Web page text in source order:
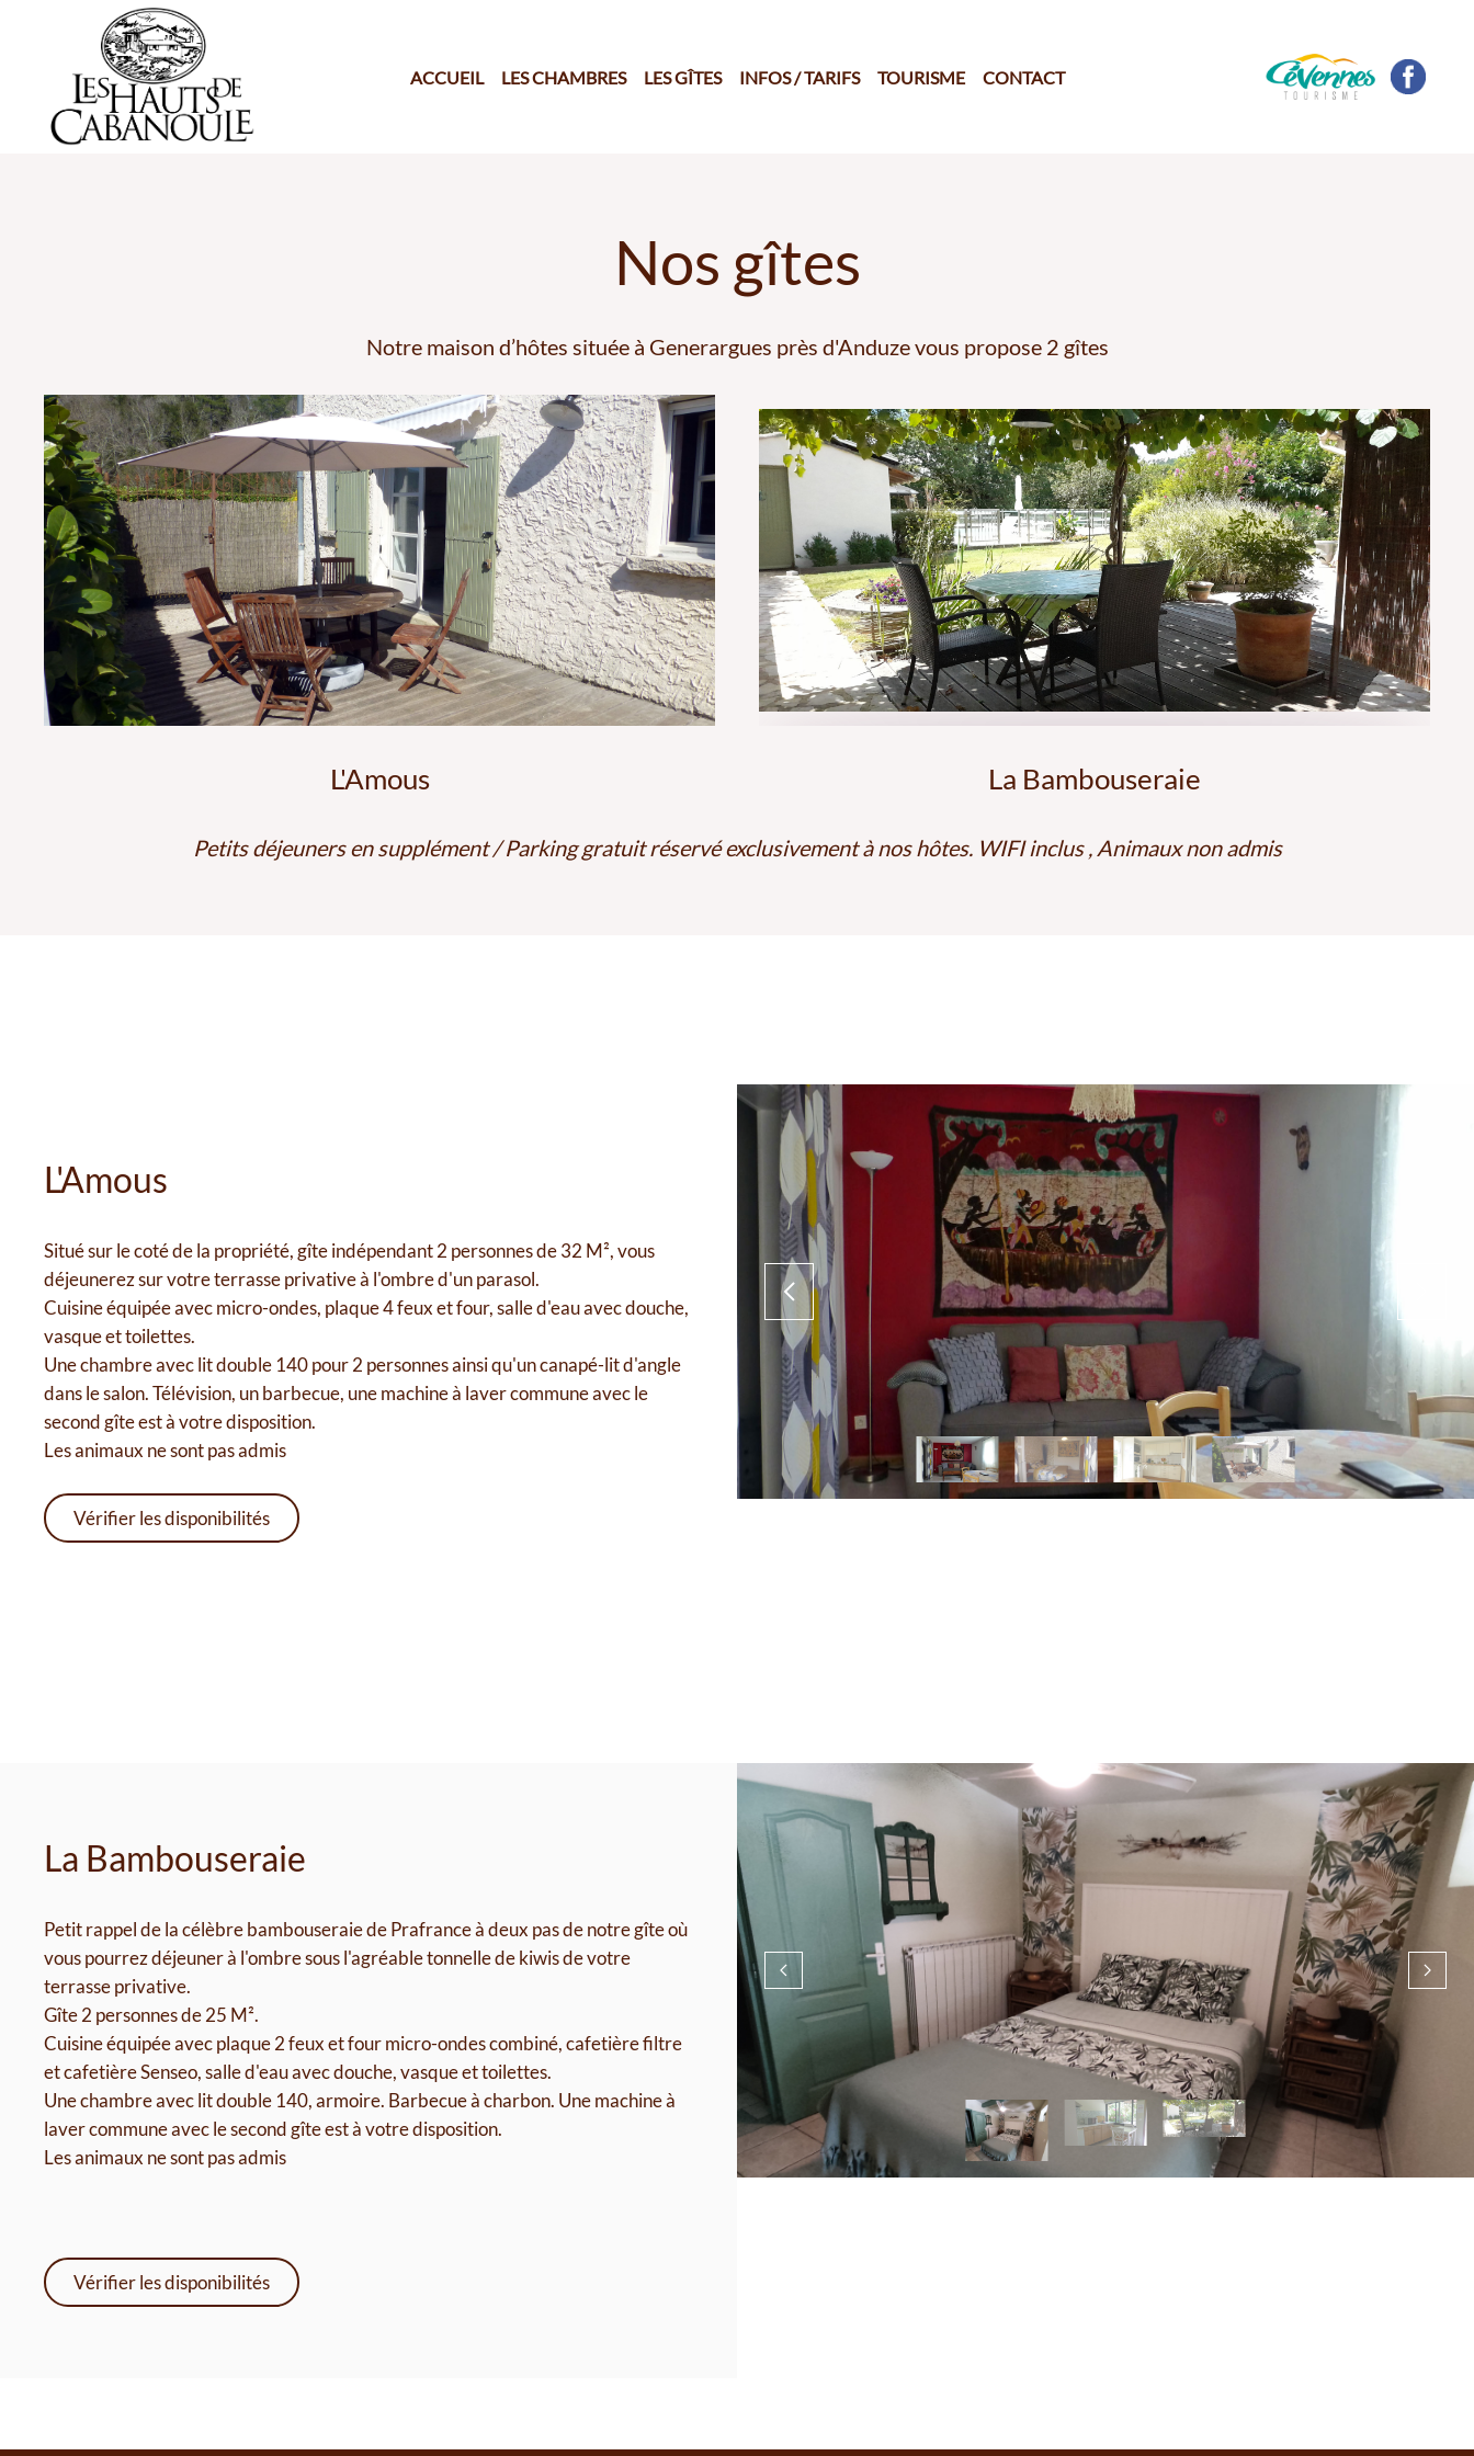
ACCUEIL LES CHAMBRES LES GÎTES INFOS / TARIFS TOURISME CONTACT
Nos gîtes
Notre maison d’hôtes située à Generargues près d'Anduze vous propose 2 gîtes
L'Amous La Bambouseraie
Petits déjeuners en supplément / Parking gratuit réservé exclusivement à nos hôtes. WIFI inclus , Animaux non admis
L'Amous
Situé sur le coté de la propriété, gîte indépendant 2 personnes de 32 M², vous
déjeunerez sur votre terrasse privative à l'ombre d'un parasol.
Cuisine équipée avec micro-ondes, plaque 4 feux et four, salle d'eau avec douche,
vasque et toilettes.
Une chambre avec lit double 140 pour 2 personnes ainsi qu'un canapé-lit d'angle
dans le salon. Télévision, un barbecue, une machine à laver commune avec le
second gîte est à votre disposition.
Les animaux ne sont pas admis
Vérifier les disponibilités
La Bambouseraie
Petit rappel de la célèbre bambouseraie de Prafrance à deux pas de notre gîte où
vous pourrez déjeuner à l'ombre sous l'agréable tonnelle de kiwis de votre
terrasse privative.
Gîte 2 personnes de 25 M².
Cuisine équipée avec plaque 2 feux et four micro-ondes combiné, cafetière filtre
et cafetière Senseo, salle d'eau avec douche, vasque et toilettes.
Une chambre avec lit double 140, armoire. Barbecue à charbon. Une machine à
laver commune avec le second gîte est à votre disposition.
Les animaux ne sont pas admis
Vérifier les disponibilités